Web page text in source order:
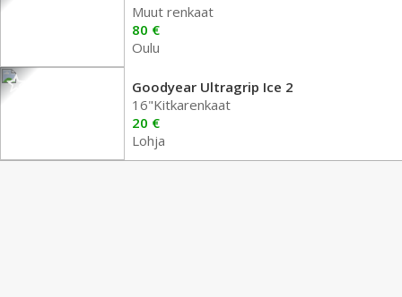
Muut renkaat
80 €
Oulu
Goodyear Ultragrip Ice 2
16"Kitkarenkaat
20 €
Lohja